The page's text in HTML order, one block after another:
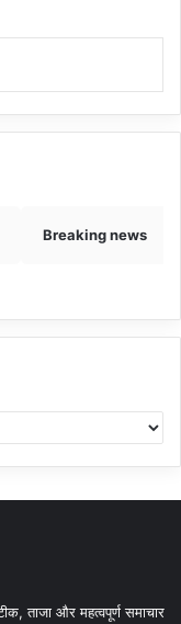
Breaking news
ताजा और महत्वपूर्ण समाचार